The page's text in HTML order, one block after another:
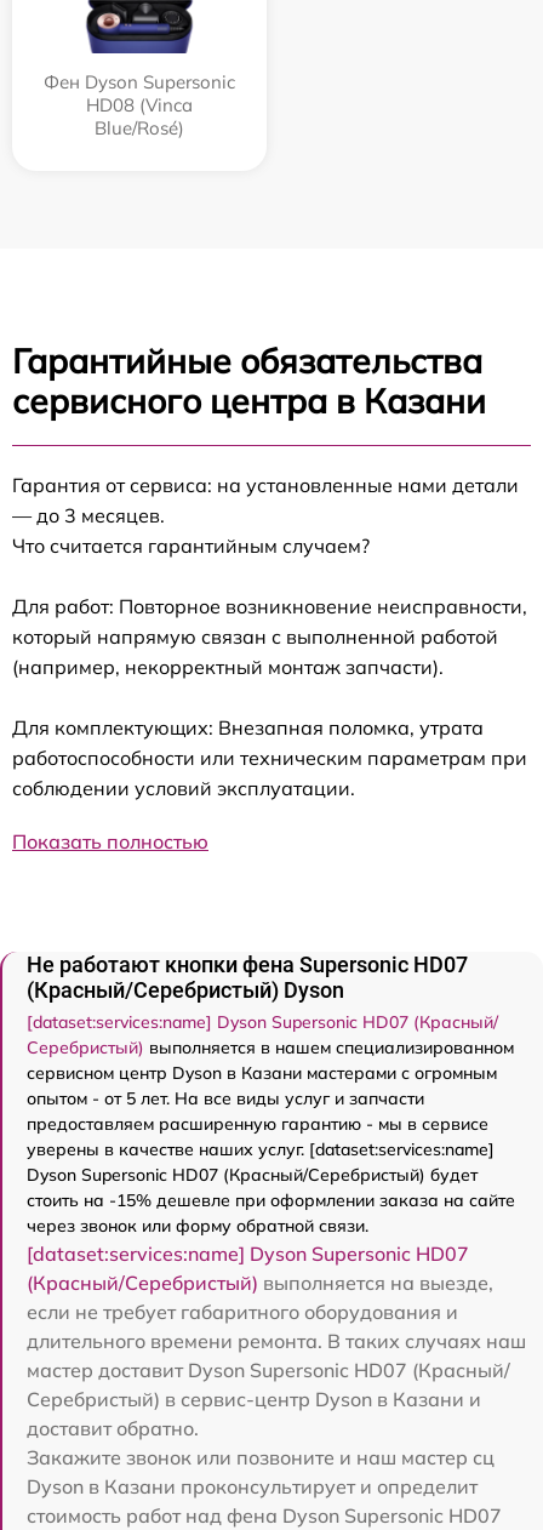
Фен Dyson Supersonic
HD08 (Vinca
Blue/Rosé)
Гарантийные обязательства
сервисного центра в Казани
Гарантия от сервиса: на установленные нами детали
— до 3 месяцев.
Что считается гарантийным случаем?
Для работ: Повторное возникновение неисправности,
который напрямую связан с выполненной работой
(например, некорректный монтаж запчасти).
Для комплектующих: Внезапная поломка, утрата
работоспособности или техническим параметрам при
соблюдении условий эксплуатации.
Показать полностью
Не работают кнопки фена Supersonic HD07
(Красный/Серебристый) Dyson
[dataset:services:name] Dyson Supersonic HD07 (Красный/
Серебристый) выполняется в нашем специализированном
сервисном центр Dyson в Казани мастерами с огромным
опытом - от 5 лет. На все виды услуг и запчасти
предоставляем расширенную гарантию - мы в сервисе
уверены в качестве наших услуг. [dataset:services:name]
Dyson Supersonic HD07 (Красный/Серебристый) будет
стоить на -15% дешевле при оформлении заказа на сайте
через звонок или форму обратной связи.
[dataset:services:name] Dyson Supersonic HD07
(Красный/Серебристый) выполняется на выезде,
если не требует габаритного оборудования и
длительного времени ремонта. В таких случаях наш
мастер доставит Dyson Supersonic HD07 (Красный/
Серебристый) в сервис-центр Dyson в Казани и
доставит обратно.
Закажите звонок или позвоните и наш мастер сц
Dyson в Казани проконсультирует и определит
стоимость работ над фена Dyson Supersonic HD07